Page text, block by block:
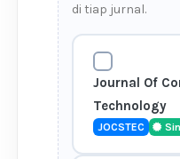
di tiap jurnal.
Journal Of
Technology
JOCSTEC